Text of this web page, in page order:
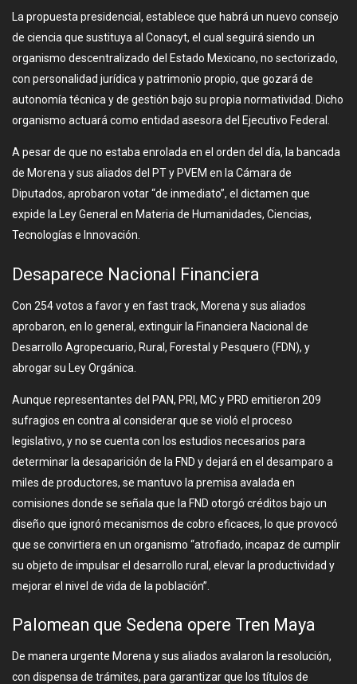
La propuesta presidencial, establece que habrá un nuevo consejo
de ciencia que sustituya al Conacyt, el cual seguirá siendo un
organismo descentralizado del Estado Mexicano, no sectorizado,
con personalidad jurídica y patrimonio propio, que gozará de
autonomía técnica y de gestión bajo su propia normatividad. Dicho
organismo actuará como entidad asesora del Ejecutivo Federal.
A pesar de que no estaba enrolada en el orden del día, la bancada
de Morena y sus aliados del PT y PVEM en la Cámara de
Diputados, aprobaron votar “de inmediato”, el dictamen que
expide la Ley General en Materia de Humanidades, Ciencias,
Tecnologías e Innovación.
Desaparece Nacional Financiera
Con 254 votos a favor y en fast track, Morena y sus aliados
aprobaron, en lo general, extinguir la Financiera Nacional de
Desarrollo Agropecuario, Rural, Forestal y Pesquero (FDN), y
abrogar su Ley Orgánica.
Aunque representantes del PAN, PRI, MC y PRD emitieron 209
sufragios en contra al considerar que se violó el proceso
legislativo, y no se cuenta con los estudios necesarios para
determinar la desaparición de la FND y dejará en el desamparo a
miles de productores, se mantuvo la premisa avalada en
comisiones donde se señala que la FND otorgó créditos bajo un
diseño que ignoró mecanismos de cobro eficaces, lo que provocó
que se convirtiera en un organismo “atrofiado, incapaz de cumplir
su objeto de impulsar el desarrollo rural, elevar la productividad y
mejorar el nivel de vida de la población”.
Palomean que Sedena opere Tren Maya
De manera urgente Morena y sus aliados avalaron la resolución,
con dispensa de trámites, para garantizar que los títulos de